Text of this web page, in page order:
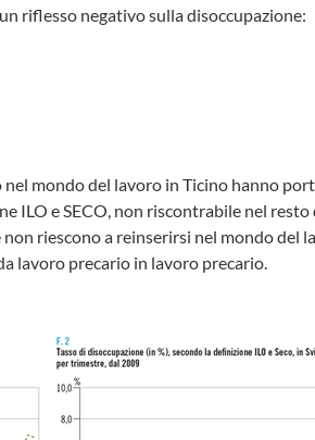
riflesso negativo sulla disoccupazione:
mondo del lavoro in Ticino hanno
ILO e SECO, non riscontrabile nel resto
riescono a reinserirsi nel mondo del
lavoro precario in lavoro precario.